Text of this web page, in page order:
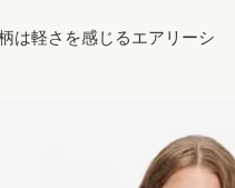
は軽さを感じるエアリーシ